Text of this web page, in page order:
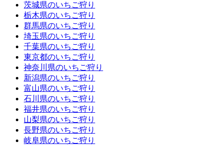
茨城県のいちご狩り
栃木県のいちご狩り
群馬県のいちご狩り
埼玉県のいちご狩り
千葉県のいちご狩り
東京都のいちご狩り
神奈川県のいちご狩り
新潟県のいちご狩り
富山県のいちご狩り
石川県のいちご狩り
福井県のいちご狩り
山梨県のいちご狩り
長野県のいちご狩り
岐阜県のいちご狩り